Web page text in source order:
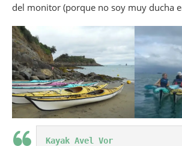
del monitor (porque no soy muy ducha
Kayak Avel Vor